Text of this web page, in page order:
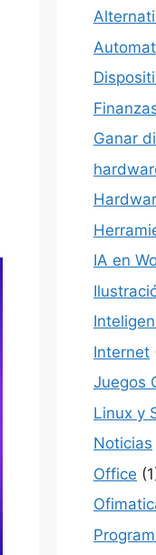
Ganar
IA en
Internet
Juegos
Linux y
Noticias
Office